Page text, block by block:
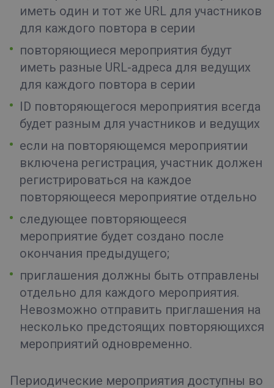
иметь один и тот же URL для участников
для каждого повтора в серии
повторяющиеся мероприятия будут
иметь разные URL-адреса для ведущих
для каждого повтора в серии
ID повторяющегося мероприятия всегда
будет разным для участников и ведущих
если на повторяющемся мероприятии
включена регистрация, участник должен
регистрироваться на каждое
повторяющееся мероприятие отдельно
следующее повторяющееся
мероприятие будет создано после
окончания предыдущего;
приглашения должны быть отправлены
отдельно для каждого мероприятия.
Невозможно отправить приглашения на
несколько предстоящих повторяющихся
мероприятий одновременно.
Периодические мероприятия доступны во